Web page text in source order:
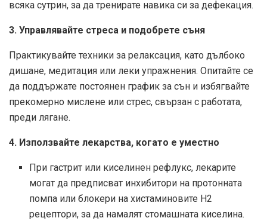
всяка сутрин, за да тренирате навика си за дефекация.
3. Управлявайте стреса и подобрете съня
Практикувайте техники за релаксация, като дълбоко
дишане, медитация или леки упражнения. Опитайте се
да поддържате постоянен график за сън и избягвайте
прекомерно мислене или стрес, свързан с работата,
преди лягане.
4. Използвайте лекарства, когато е уместно
При гастрит или киселинен рефлукс, лекарите
могат да предписват инхибитори на протонната
помпа или блокери на хистаминовите H2
рецептори, за да намалят стомашната киселина.